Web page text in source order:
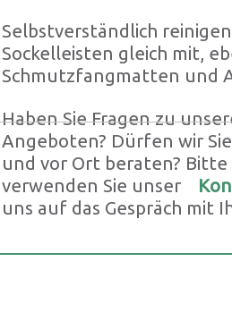
Selbstverständlich
Sockelleisten gleich mit,
Schmutzfangmatten und
Haben Sie Fragen zu
Angeboten? Dürfen wir
und vor Ort beraten? Bitte
verwenden Sie unser
uns auf das Gespräch mit